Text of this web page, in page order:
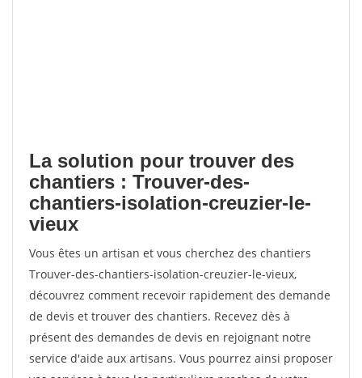
La solution pour trouver des
chantiers : Trouver-des-
chantiers-isolation-creuzier-le-
vieux
Vous êtes un artisan et vous cherchez des chantiers
Trouver-des-chantiers-isolation-creuzier-le-vieux,
découvrez comment recevoir rapidement des demande
de devis et trouver des chantiers. Recevez dès à
présent des demandes de devis en rejoignant notre
service d'aide aux artisans. Vous pourrez ainsi proposer